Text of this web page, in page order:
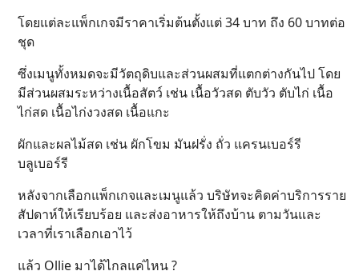
โดยแต่ละแพ็กเกจมีราคาเริ่มต้นตั้งแต่ 34 บาท ถึง 60 บาทต่อ
ชุด
ซึ่งเมนูทั้งหมดจะมีวัตถุดิบและส่วนผสมที่แตกต่างกันไป โดย
มีส่วนผสมระหว่างเนื้อสัตว์ เช่น เนื้อวัวสด ตับวัว ตับไก่ เนื้อ
ไก่สด เนื้อไก่งวงสด เนื้อแกะ
ผักและผลไม้สด เช่น ผักโขม มันฝรั่ง ถั่ว แครนเบอร์รี
บลูเบอร์รี
หลังจากเลือกแพ็กเกจและเมนูแล้ว บริษัทจะคิดค่าบริการราย
สัปดาห์ให้เรียบร้อย และส่งอาหารให้ถึงบ้าน ตามวันและ
เวลาที่เราเลือกเอาไว้
แล้ว Ollie มาได้ไกลแค่ไหน ?